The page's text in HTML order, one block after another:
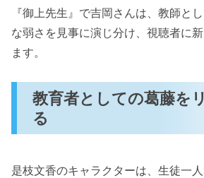
『御上先生』で吉岡さんは、教師と
な弱さを見事に演じ分け、視聴者に
ます。
教育者としての葛藤を
る
是枝文香のキャラクターは、生徒一